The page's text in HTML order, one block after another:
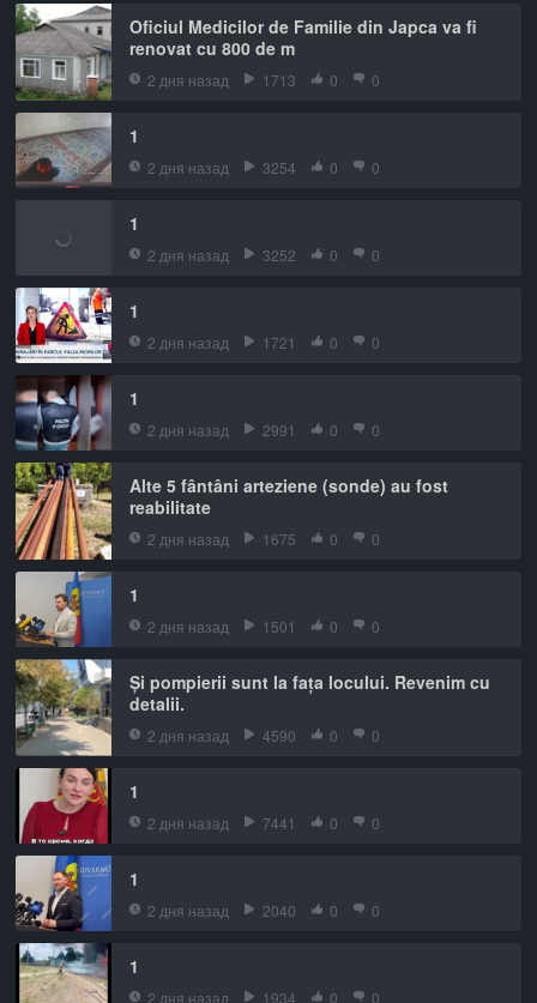
Oficiul Medicilor de Familie din Japca va fi
renovat cu 800 de m
2 дня назад 1713 0 0
1
2 дня назад 3254 0 0
1
2 дня назад 3252 0 0
1
2 дня назад 1721 0 0
1
2 дня назад 2991 0 0
Alte 5 fântâni arteziene (sonde) au fost
reabilitate
2 дня назад 1675 0 0
1
2 дня назад 1501 0 0
Și pompierii sunt la fața locului. Revenim cu
detalii.
2 дня назад 4590 0 0
1
2 дня назад 7441 0 0
1
2 дня назад 2040 0 0
1
2 дня назад 1934 0 0